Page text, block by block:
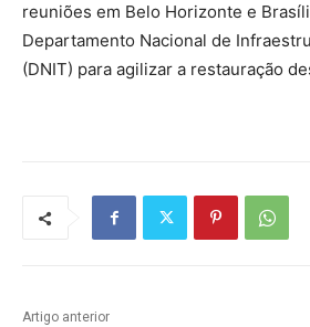
reuniões em Belo Horizonte e
Departamento Nacional de
(DNIT) para agilizar a restauração
Artigo anterior